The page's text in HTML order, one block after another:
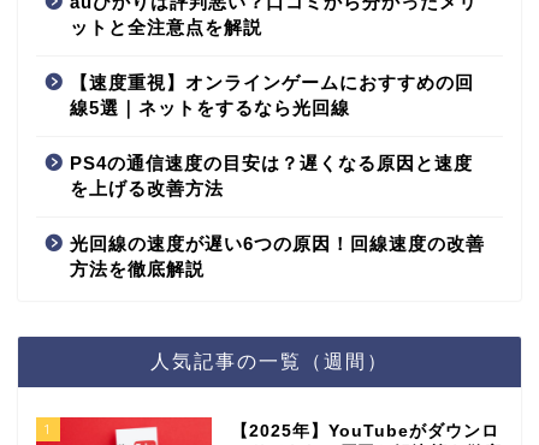
ットと全注意点を解説
【速度重視】オンラインゲームにおすすめの回
線5選｜ネットをするなら光回線
PS4の通信速度の目安は？遅くなる原因と速度
を上げる改善方法
光回線の速度が遅い6つの原因！回線速度の改善
方法を徹底解説
人気記事の一覧（週間）
1
【2025年】YouTubeがダウンロ